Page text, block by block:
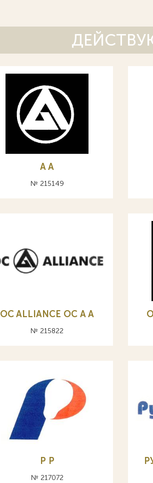
A А
№ 215149
OC ALLIANCE ОС A А
№ 215822
Р P
№ 217072